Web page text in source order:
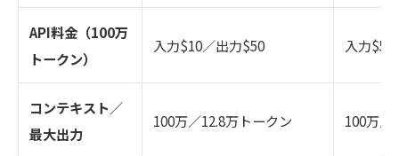
API料金（100万
トークン）
入力$10／出力$50 入力$5
コンテキスト／
最大出力
100万／12.8万トークン 100万／